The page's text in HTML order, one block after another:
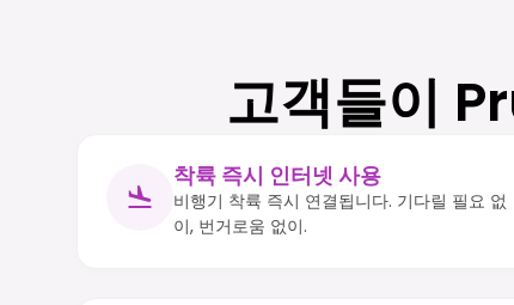
고객들이
착륙 즉시 인터넷 사용
비행기 착륙 즉시 연결됩니다. 기다릴 필요 없
이, 번거로움 없이.